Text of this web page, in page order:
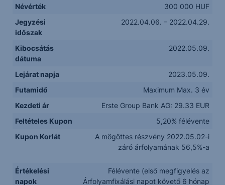
Névérték
300 000 HUF
Jegyzési
időszak
2022.04.06. – 2022.04.29.
Kibocsátás
dátuma
2022.05.09.
Lejárat napja
2023.05.09.
Futamidő
Maximum Max. 3 év
Kezdeti ár
Erste Group Bank AG: 29.33 EUR
Feltételes Kupon
5,20% félévente
Kupon Korlát
A mögöttes részvény 2022.05.02-i
záró árfolyamának 56,5%-a
Értékelési
napok
Félévente (első megfigyelés az
Árfolyamfixálási napot követő 6 hónap